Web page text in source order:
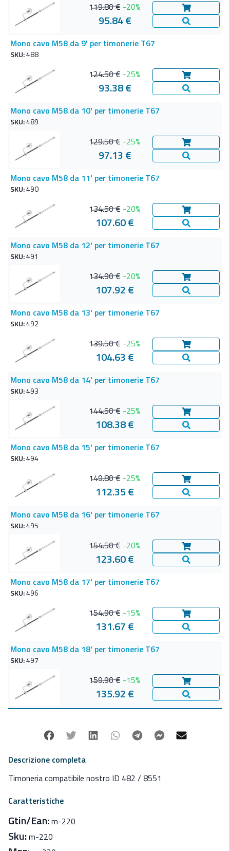
119.80 € -20%
95.84 €
Aggiungi al
Vedi Dettagli
Mono cavo M58 da 9' per timonerie T67
SKU:488
124.50 € -25%
93.38 €
Aggiungi al
Vedi Dettagli
Mono cavo M58 da 10' per timonerie T67
SKU:489
129.50 € -25%
97.13 €
Aggiungi al
Vedi Dettagli
Mono cavo M58 da 11' per timonerie T67
SKU:490
134.50 € -20%
107.60 €
Aggiungi al
Vedi Dettagli
Mono cavo M58 da 12' per timonerie T67
SKU:491
134.90 € -20%
107.92 €
Aggiungi al
Vedi Dettagli
Mono cavo M58 da 13' per timonerie T67
SKU:492
139.50 € -25%
104.63 €
Aggiungi al
Vedi Dettagli
Mono cavo M58 da 14' per timonerie T67
SKU:493
144.50 € -25%
108.38 €
Aggiungi al
Vedi Dettagli
Mono cavo M58 da 15' per timonerie T67
SKU:494
149.80 € -25%
112.35 €
Aggiungi al
Vedi Dettagli
Mono cavo M58 da 16' per timonerie T67
SKU:495
154.50 € -20%
123.60 €
Aggiungi al
Vedi Dettagli
Mono cavo M58 da 17' per timonerie T67
SKU:496
154.90 € -15%
131.67 €
Aggiungi al
Vedi Dettagli
Mono cavo M58 da 18' per timonerie T67
SKU:497
159.90 € -15%
135.92 €
Aggiungi al
Vedi Dettagli
Facebook
Twitter LinkedinWhatsappTelegramFacebook
Descrizione completa
Timoneria compatibile nostro ID 482 / 8551
Caratteristiche
Gtin/Ean:m-220
Sku:m-220